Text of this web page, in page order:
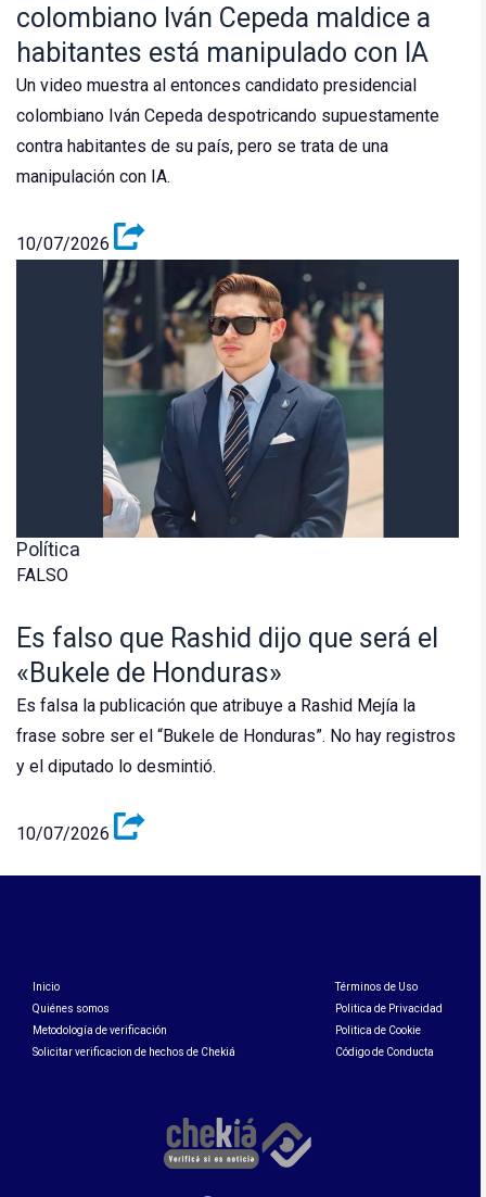
colombiano Iván Cepeda maldice a
habitantes está manipulado con IA
Un video muestra al entonces candidato presidencial
colombiano Iván Cepeda despotricando supuestamente
contra habitantes de su país, pero se trata de una
manipulación con IA.
10/07/2026
Política
FALSO
Es falso que Rashid dijo que será el
«Bukele de Honduras»
Es falsa la publicación que atribuye a Rashid Mejía la
frase sobre ser el “Bukele de Honduras”. No hay registros
y el diputado lo desmintió.
10/07/2026
Inicio
Quiénes somos
Metodología de verificación
Solicitar verificacion de hechos de Chekiá
Términos de Uso
Politica de Privacidad
Politica de Cookie
Código de Conducta